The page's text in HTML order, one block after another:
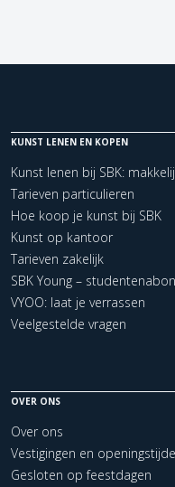
KUNST LENEN EN KOPEN
Kunst lenen bij SBK:
Tarieven particulieren
Hoe koop je kunst bij SBK
Kunst op kantoor
Tarieven zakelijk
SBK Young –
VYOO: laat je verrassen
Veelgestelde vragen
OVER ONS
Over ons
Vestigingen en
Gesloten op feestdagen